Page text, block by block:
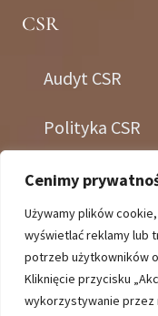
Cenimy
Używamy plików
wyświetlać reklamy lub
potrzeb użytkowników
Kliknięcie przycisku
wykorzystywanie przez
CSR
Audyt CSR
Polityka CSR
Certyfikacja